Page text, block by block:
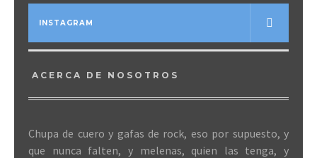
INSTAGRAM
ACERCA DE NOSOTROS
Chupa de cuero y gafas de rock, eso por supuesto, y
que nunca falten, y melenas, quien las tenga, y